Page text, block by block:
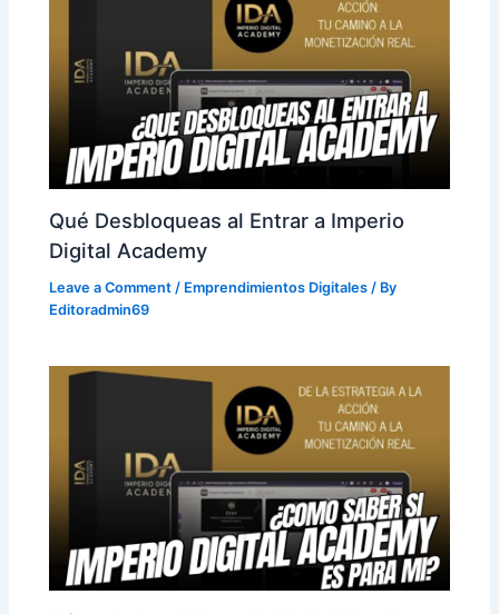
Qué Desbloqueas al Entrar a Imperio
Digital Academy
Leave a Comment / Emprendimientos Digitales / By
Editoradmin69